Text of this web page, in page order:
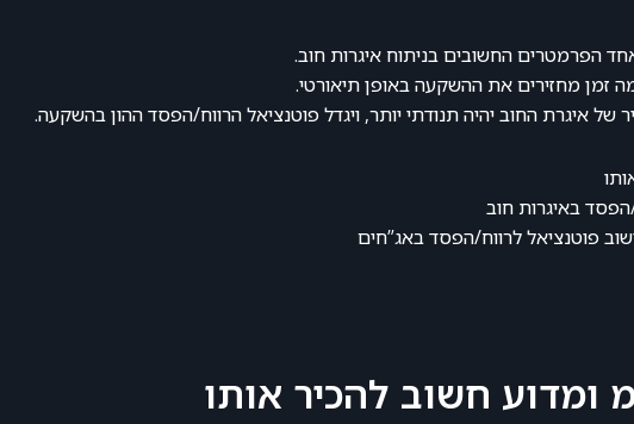
הפרמטרים החשובים בניתוח איגרות חוב.
מחזירים את ההשקעה באופן תיאורטי.
איגרת החוב יהיה תנודתי יותר, ויגדל פוטנציאל הרווח/הפסד ההון בהשקעה.
באיגרות חוב
פוטנציאל לרווח/הפסד באג”חים
חשוב להכיר אותו